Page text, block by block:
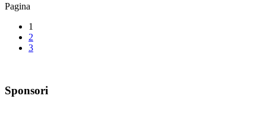
Pagina
1
2
3
Sponsori